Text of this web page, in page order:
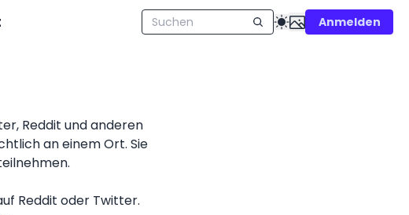
Anmelden
Reddit und anderen
an einem Ort. Sie
Reddit oder Twitter.